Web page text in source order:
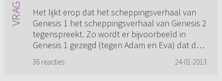
Het lijkt erop dat het scheppingsverhaal van
Genesis 1 het scheppingsverhaal van Genesis 2
tegenspreekt. Zo wordt er bijvoorbeeld in
Genesis 1 gezegd (tegen Adam en Eva) dat de
36 reacties 24-01-2013